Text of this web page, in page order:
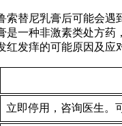
索替尼乳膏后可能会
是一种非激素类处方
红发痒的可能原因及应
立即停用，咨询医生。